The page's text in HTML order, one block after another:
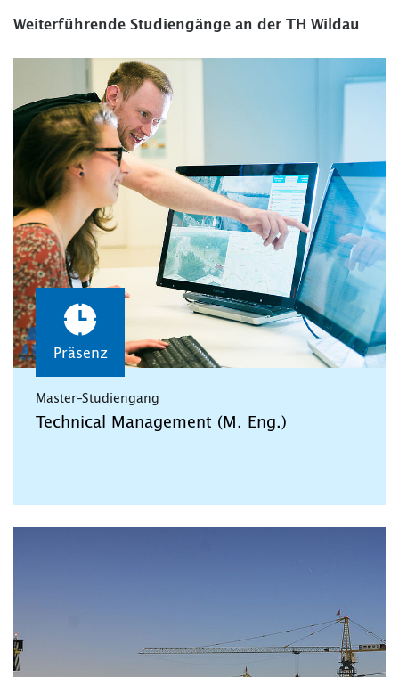
Weiterführende Studiengänge an der TH Wildau
Präsenz
Master-Studiengang
Technical Management (M. Eng.)